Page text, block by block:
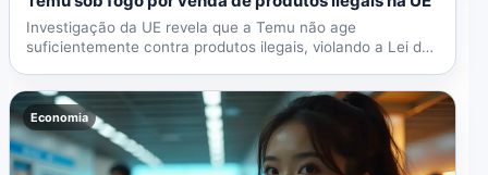
Investigação da UE revela que a Temu não age
suficientemente contra produtos ilegais, violando a Lei de
Economia